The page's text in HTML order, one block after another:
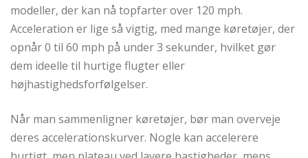
modeller, der kan nå topfarter over 120 mph.
Acceleration er lige så vigtig, med mange køretøjer, der
opnår 0 til 60 mph på under 3 sekunder, hvilket gør
dem ideelle til hurtige flugter eller
højhastighedsforfølgelser.
Når man sammenligner køretøjer, bør man overveje
deres accelerationskurver. Nogle kan accelerere